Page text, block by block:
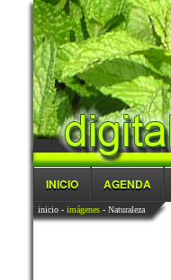
INICIO AGENDA
inicio- imágenes- Naturaleza